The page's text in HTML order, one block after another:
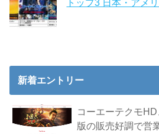
トップ3 日本・アメ
新着エントリー
コーエーテクモ
版の販売好調で